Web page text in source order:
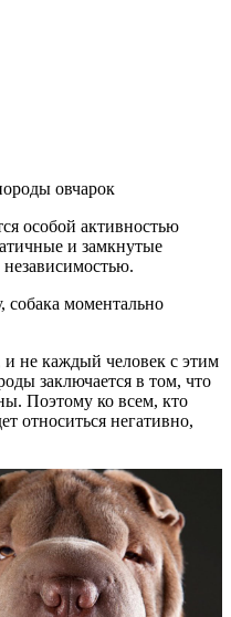
овчарок
особой активностью
и замкнутые
собака моментально
не каждый человек с этим
заключается в том, что
Поэтому ко всем, кто
относиться негативно,